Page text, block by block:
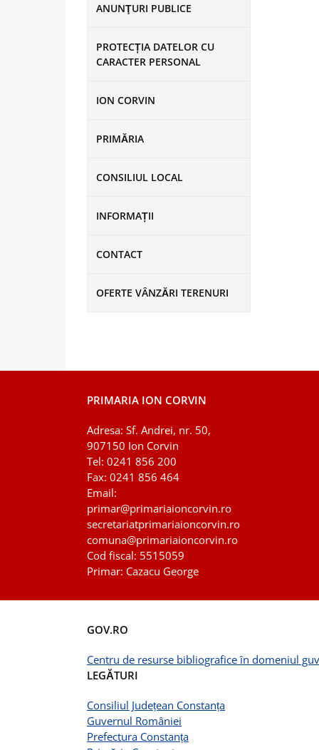
ANUNŢURI PUBLICE
PROTECȚIA DATELOR CU
CARACTER PERSONAL
ION CORVIN
PRIMĂRIA
CONSILIUL LOCAL
INFORMAȚII
CONTACT
OFERTE VÂNZĂRI TERENURI
PRIMARIA ION CORVIN
Adresa: Sf. Andrei, nr. 50,
907150 Ion Corvin
Tel: 0241 856 200
Fax: 0241 856 464
Email:
primar@primariaioncorvin.ro
secretariatprimariaioncorvin.ro
comuna@primariaioncorvin.ro
Cod fiscal: 5515059
Primar: Cazacu George
GOV.RO
Centru de resurse bibliografice în domeniul
LEGĂTURI
Consiliul Județean Constanța
Guvernul României
Prefectura Constanța